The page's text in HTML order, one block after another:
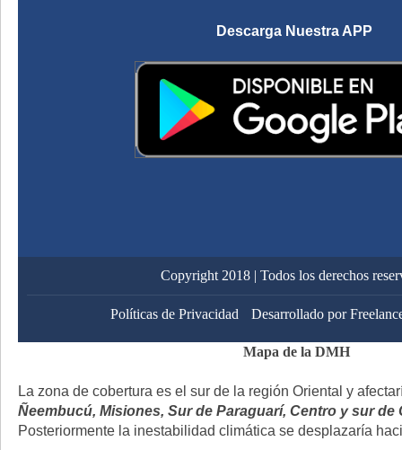
Descarga Nuestra APP
Copyright 2018 | Todos los derechos
Políticas de Privacidad Desarrollado por
Mapa de la DMH
La zona de cobertura es el sur de la región Oriental y
Ñeembucú, Misiones, Sur de Paraguarí, Centro y sur de
Posteriormente la inestabilidad climática se desplazaría